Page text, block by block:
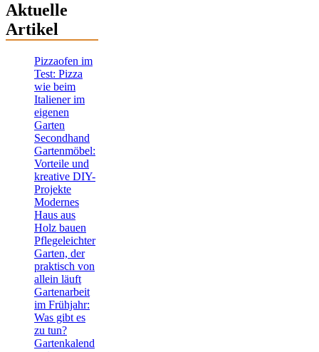
Aktuelle
Artikel
Pizzaofen im
Test: Pizza
wie beim
Italiener im
eigenen
Garten
Secondhand
Gartenmöbel:
Vorteile und
kreative DIY-
Projekte
Modernes
Haus aus
Holz bauen
Pflegeleichter
Garten, der
praktisch von
allein läuft
Gartenarbeit
im Frühjahr:
Was gibt es
zu tun?
Gartenkalend